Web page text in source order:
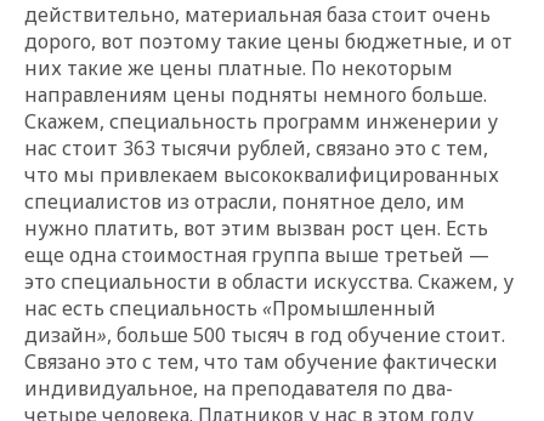
действительно, материальная база стоит очень
дорого, вот поэтому такие цены бюджетные, и от
них такие же цены платные. По некоторым
направлениям цены подняты немного больше.
Скажем, специальность программ инженерии у
нас стоит 363 тысячи рублей, связано это с тем,
что мы привлекаем высококвалифицированных
специалистов из отрасли, понятное дело, им
нужно платить, вот этим вызван рост цен. Есть
еще одна стоимостная группа выше третьей —
это специальности в области искусства. Скажем, у
нас есть специальность «Промышленный
дизайн», больше 500 тысяч в год обучение стоит.
Связано это с тем, что там обучение фактически
индивидуальное, на преподавателя по два-
четыре человека. Платников у нас в этом году